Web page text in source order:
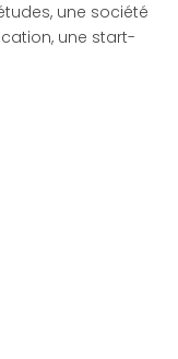
une société
une start-